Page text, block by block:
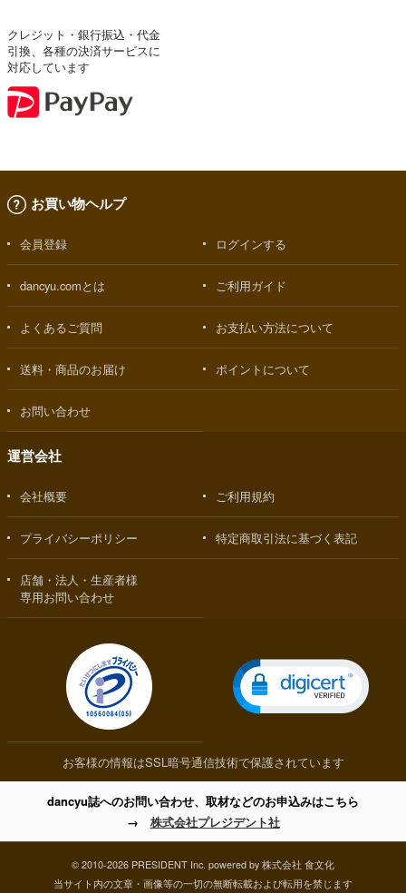
クレジット・銀行振込・代金
引換、各種の決済サービスに
対応しています
お買い物ヘルプ
会員登録 ログインする
dancyu.comとは ご利用ガイド
よくあるご質問 お支払い方法について
送料・商品のお届け ポイントについて
お問い合わせ
運営会社
会社概要 ご利用規約
プライバシーポリシー 特定商取引法に基づく表記
店舗・法人・生産者様
専用お問い合わせ
お客様の情報はSSL暗号通信技術で保護されています
dancyu誌へのお問い合わせ、取材などのお申込みはこちら
→ 株式会社プレジデント社
© 2010-2026 PRESIDENT Inc. powered by 株式会社 食文化
当サイト内の文章・画像等の一切の無断転載および転用を禁じます